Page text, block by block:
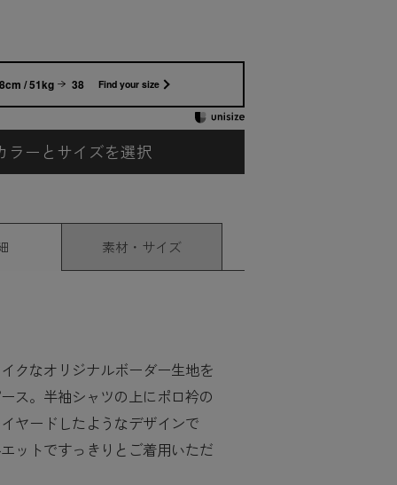
/ 51kg 38 Find your size
ラーとサイズを選択
素材・サイズ
クなオリジナルボーダー生地を
ス。半袖シャツの上にポロ衿の
ヤードしたようなデザインで
ットですっきりとご着用いただ